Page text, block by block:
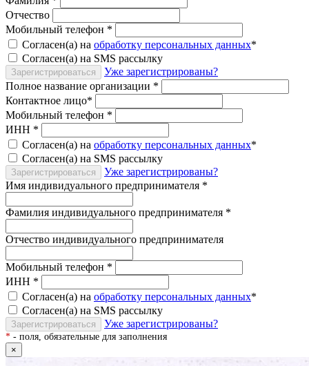
Отчество
Мобильный телефон *
Согласен(а) на обработку персональных данных*
Согласен(а) на SMS рассылку
Зарегистрироваться
Уже зарегистрированы?
Полное название организации *
Контактное лицо*
Мобильный телефон *
ИНН *
Согласен(а) на обработку персональных данных*
Согласен(а) на SMS рассылку
Зарегистрироваться
Уже зарегистрированы?
Имя индивидуального предпринимателя *
Фамилия индивидуального предпринимателя *
Отчество индивидуального предпринимателя
Мобильный телефон *
ИНН *
Согласен(а) на обработку персональных данных*
Согласен(а) на SMS рассылку
Зарегистрироваться Уже зарегистрированы?
* - поля, обязательные для заполнения
×